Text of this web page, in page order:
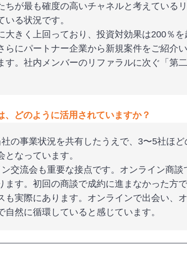
ちが最も確度の高いチャネルと考えている
る状況です。
きく上回っており、投資対効果は200％
らにパートナー企業から新規案件をご紹介
す。社内メンバーのリファラルに次ぐ「第
どのように活用されていますか？
の事業状況を共有したうえで、3〜5社ほ
なっています。
交流会も重要な接点です。オンライン商
ます。初回の商談で成約に進まなかった方
も実際にあります。オンラインで出会い、
然に循環していると感じています。